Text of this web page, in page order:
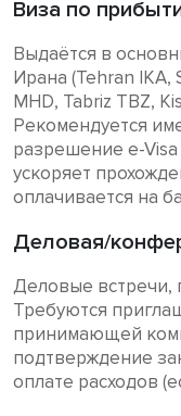
Виза по
Выдаётся в
Ирана (Tehran IKA,
MHD, Tabriz TBZ,
Рекомендуется
разрешение e-
ускоряет
оплачивается на
Деловая/
Деловые встречи,
Требуются
принимающей
подтверждение
оплате расходов